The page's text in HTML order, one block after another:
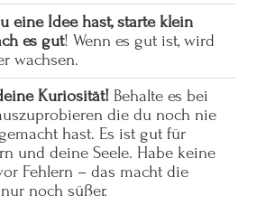
eine Idee hast, starte klein
es gut! Wenn es gut ist, wird
wachsen.
Kuriosität! Behalte es bei
die du noch nie
hast. Es ist gut für
und deine Seele. Habe keine
Fehlern – das macht die
noch süßer.